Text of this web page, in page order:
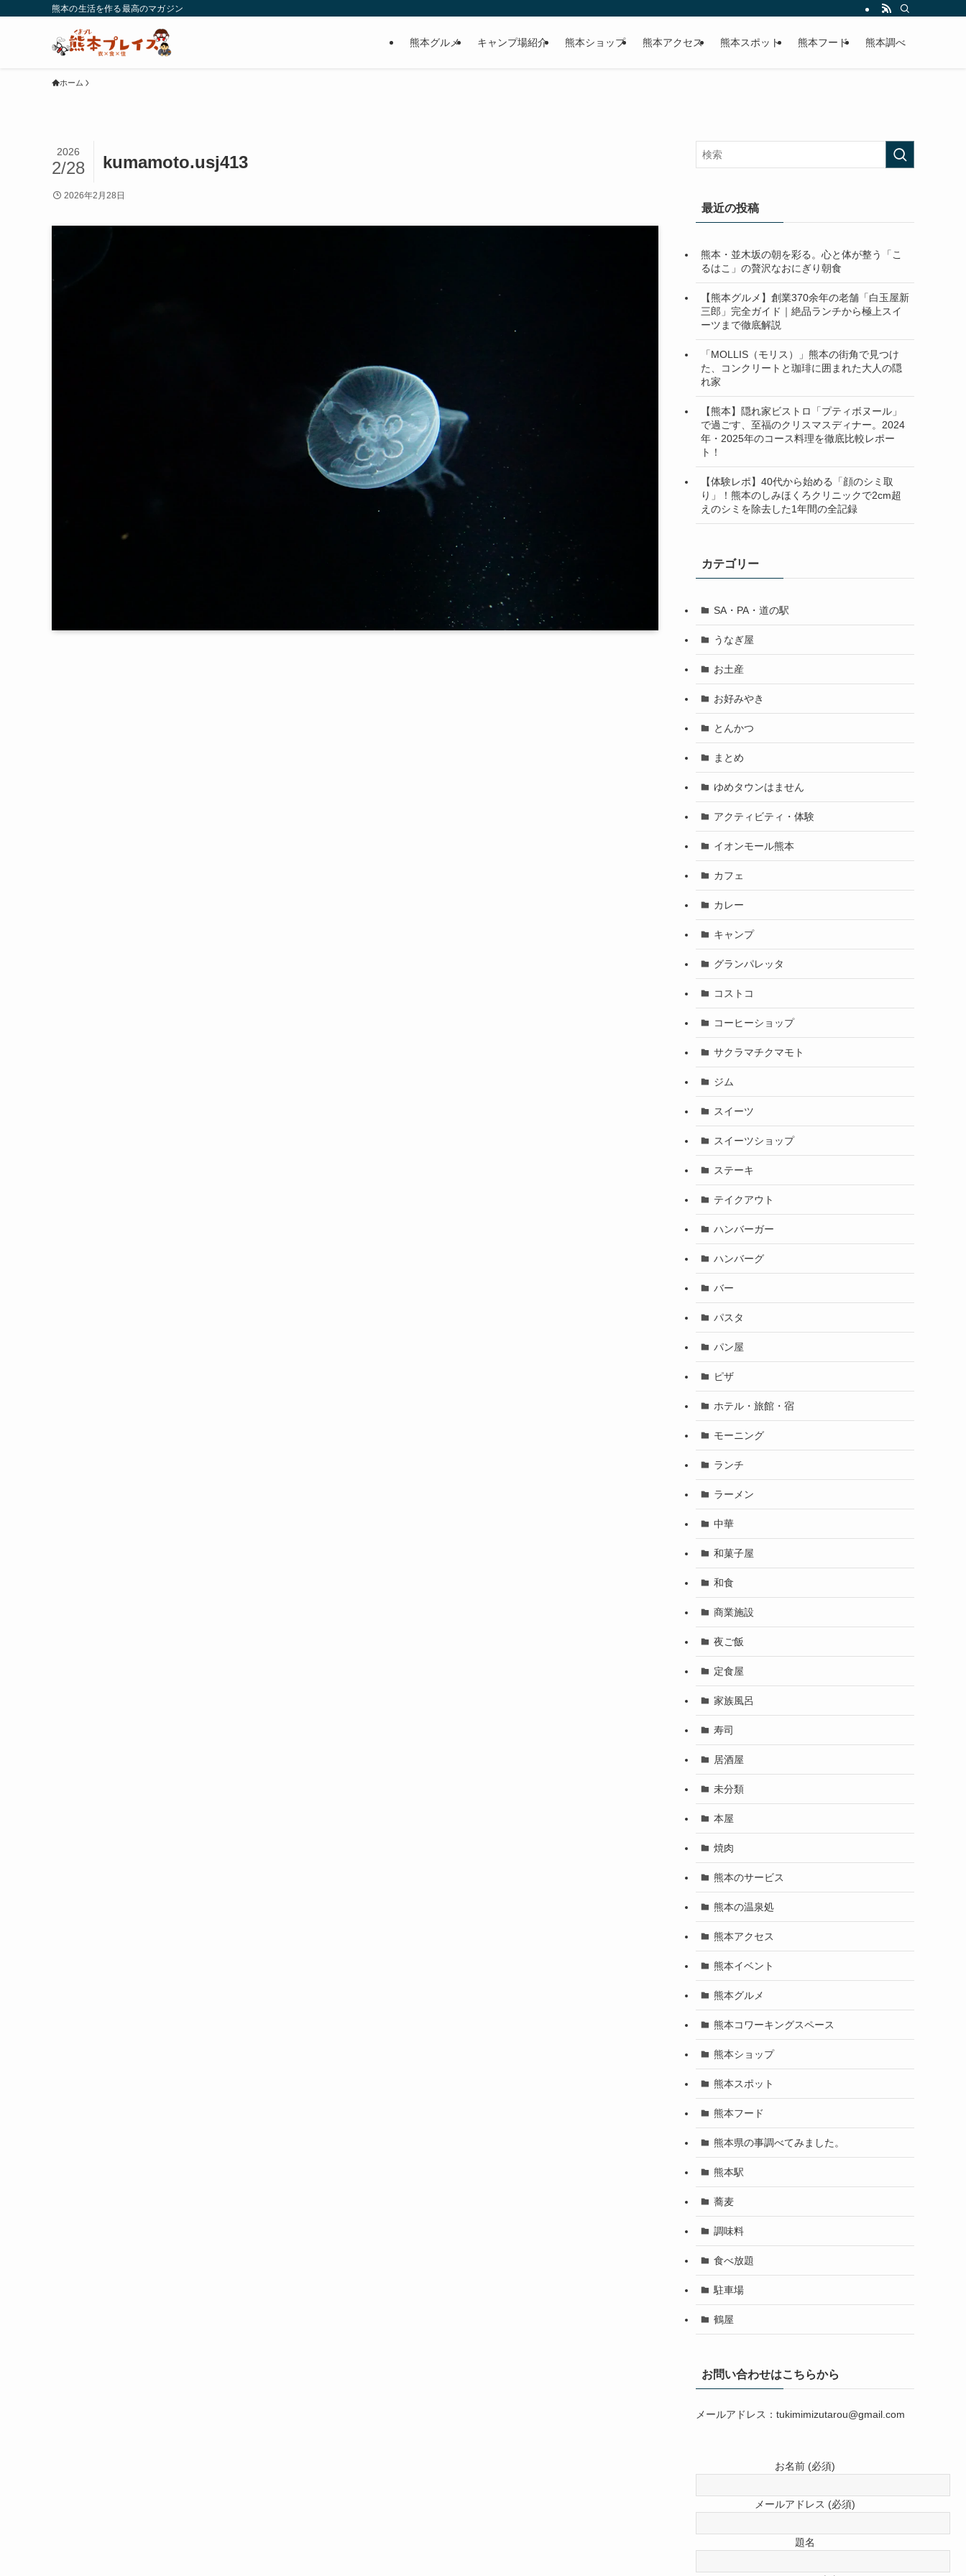
熊本の生活を作る最高のマガジン
熊本グルメ キャンプ場紹介 熊本ショップ 熊本アクセス 熊本スポット 熊本フード 熊本調べ
ホーム
kumamoto.usj413
2026
2/28
2026年2月28日
最近の投稿
熊本・並木坂の朝を彩る。心と体が整う「こ
るはこ」の贅沢なおにぎり朝食
【熊本グルメ】創業370余年の老舗「白玉屋新
三郎」完全ガイド｜絶品ランチから極上スイ
ーツまで徹底解説
「MOLLIS（モリス）」熊本の街角で見つけ
た、コンクリートと珈琲に囲まれた大人の隠
れ家
【熊本】隠れ家ビストロ「プティボヌール」
で過ごす、至福のクリスマスディナー。2024
年・2025年のコース料理を徹底比較レポー
ト！
【体験レポ】40代から始める「顔のシミ取
り」！熊本のしみほくろクリニックで2cm超
えのシミを除去した1年間の全記録
カテゴリー
SA・PA・道の駅
うなぎ屋
お土産
お好みやき
とんかつ
まとめ
ゆめタウンはません
アクティビティ・体験
イオンモール熊本
カフェ
カレー
キャンプ
グランパレッタ
コストコ
コーヒーショップ
サクラマチクマモト
ジム
スイーツ
スイーツショップ
ステーキ
テイクアウト
ハンバーガー
ハンバーグ
バー
パスタ
パン屋
ピザ
ホテル・旅館・宿
モーニング
ランチ
ラーメン
中華
和菓子屋
和食
商業施設
夜ご飯
定食屋
家族風呂
寿司
居酒屋
未分類
本屋
焼肉
熊本のサービス
熊本の温泉処
熊本アクセス
熊本イベント
熊本グルメ
熊本コワーキングスペース
熊本ショップ
熊本スポット
熊本フード
熊本県の事調べてみました。
熊本駅
蕎麦
調味料
食べ放題
駐車場
鶴屋
お問い合わせはこちらから
メールアドレス：tukimimizutarou@gmail.com
お名前 (必須)
メールアドレス (必須)
題名